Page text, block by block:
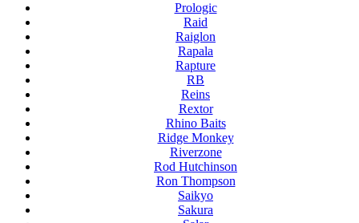
Prologic
Raid
Raiglon
Rapala
Rapture
RB
Reins
Rextor
Rhino Baits
Ridge Monkey
Riverzone
Rod Hutchinson
Ron Thompson
Saikyo
Sakura